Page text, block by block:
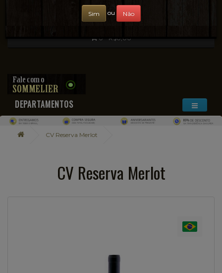
0 - R$0,00
DEPARTAMENTOS
CV Reserva Merlot
CV Reserva Merlot
Sim ou Não